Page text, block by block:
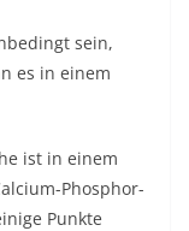
sein,
es in einem
ist in einem
Phosphor-
Punkte